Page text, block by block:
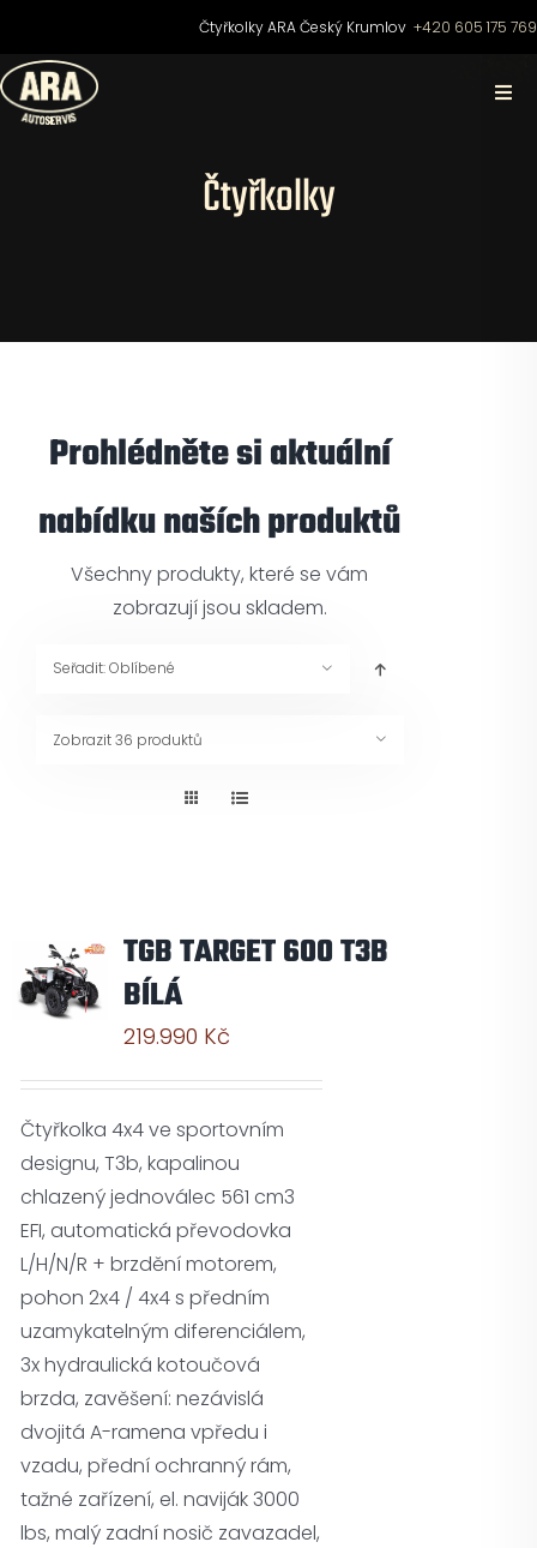
obsah
Čtyřkolky ARA Český Krumlov+420 605 175 769
Skútry
Čtyřkolky
Prohlédněte si aktuální
nabídku naších produktů
Všechny produkty, které se vám
zobrazují jsou skladem.
Seřadit:Oblíbené
Zobrazit36 produktů
TGB TARGET 600 T3B
BÍLÁ
219.990 Kč
Čtyřkolka 4x4 ve sportovním
designu, T3b, kapalinou
chlazený jednoválec 561 cm3
EFI, automatická převodovka
L/H/N/R + brzdění motorem,
pohon 2x4 / 4x4 s předním
uzamykatelným diferenciálem,
3x hydraulická kotoučová
brzda, zavěšení: nezávislá
dvojitá A-ramena vpředu i
vzadu, přední ochranný rám,
tažné zařízení, el. naviják 3000
lbs, malý zadní nosič zavazadel,